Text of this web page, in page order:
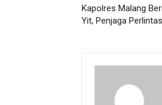
Kapolres Malang
Yit, Penjaga